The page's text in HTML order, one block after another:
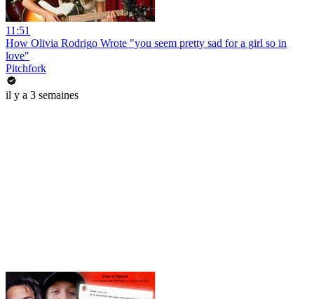
11:51
How Olivia Rodrigo Wrote "you seem pretty sad for a girl so in
love"
Pitchfork
il y a 3 semaines